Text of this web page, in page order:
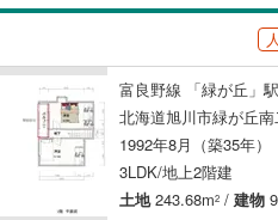
富良野線 「緑が丘」
北海道旭川市緑が丘南
1992年8月（築35年）
3LDK/地上2階建
土地243.68m2 / 建物
島根 岡山
香川 愛媛
佐賀 長崎
)
)
名
（0） 平
ーム（納戸）（0）
保存した